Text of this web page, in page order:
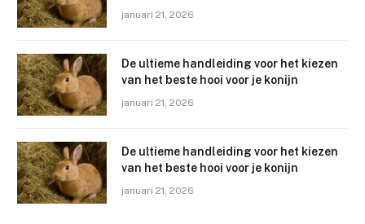
januari 21, 2026
De ultieme handleiding voor het kiezen
van het beste hooi voor je konijn
januari 21, 2026
De ultieme handleiding voor het kiezen
van het beste hooi voor je konijn
januari 21, 2026